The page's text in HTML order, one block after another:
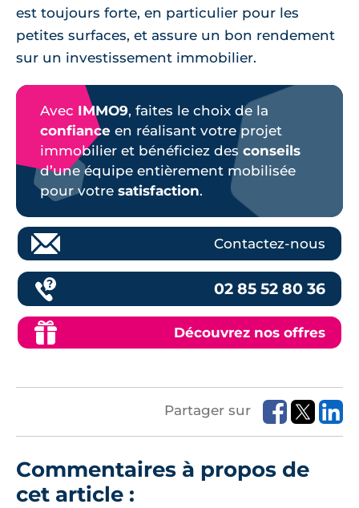
est toujours forte, en particulier pour les
petites surfaces, et assure un bon rendement
sur un investissement immobilier.
Avec IMMO9, faites le choix de la
confiance en réalisant votre projet
immobilier et bénéficiez des conseils
d’une équipe entièrement mobilisée
pour votre satisfaction.
Contactez-nous
02 85 52 80 36
Découvrez nos offres
Partager sur
Commentaires à propos de
cet article :